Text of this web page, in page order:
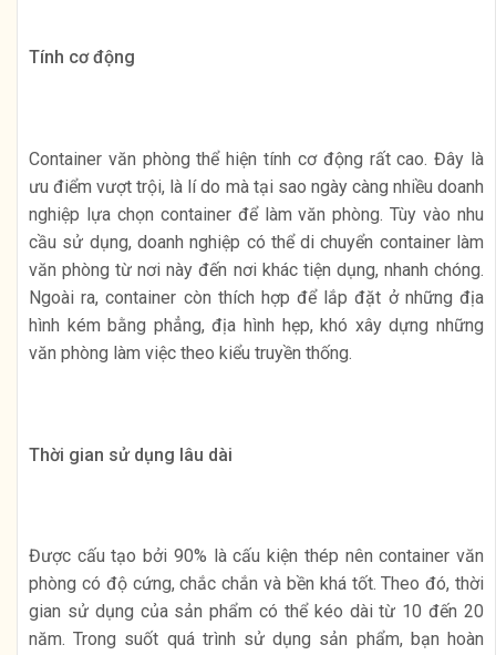
Tính cơ động
Container văn phòng thể hiện tính cơ động rất cao. Đây là
ưu điểm vượt trội, là lí do mà tại sao ngày càng nhiều doanh
nghiệp lựa chọn container để làm văn phòng. Tùy vào nhu
cầu sử dụng, doanh nghiệp có thể di chuyển container làm
văn phòng từ nơi này đến nơi khác tiện dụng, nhanh chóng.
Ngoài ra, container còn thích hợp để lắp đặt ở những địa
hình kém bằng phẳng, địa hình hẹp, khó xây dựng những
văn phòng làm việc theo kiểu truyền thống.
Thời gian sử dụng lâu dài
Được cấu tạo bởi 90% là cấu kiện thép nên container văn
phòng có độ cứng, chắc chắn và bền khá tốt. Theo đó, thời
gian sử dụng của sản phẩm có thể kéo dài từ 10 đến 20
năm. Trong suốt quá trình sử dụng sản phẩm, bạn hoàn